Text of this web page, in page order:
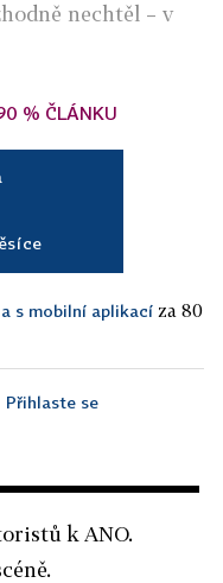
nechtěl – v
% ČLÁNKU
s mobilní aplikací za 80
Přihlaste se
k ANO.